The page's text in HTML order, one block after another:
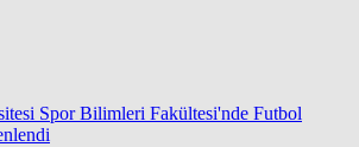
Spor Bilimleri Fakültesi'nde Futbol